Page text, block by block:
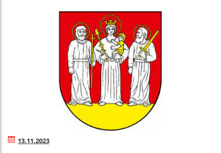
13.11.2023